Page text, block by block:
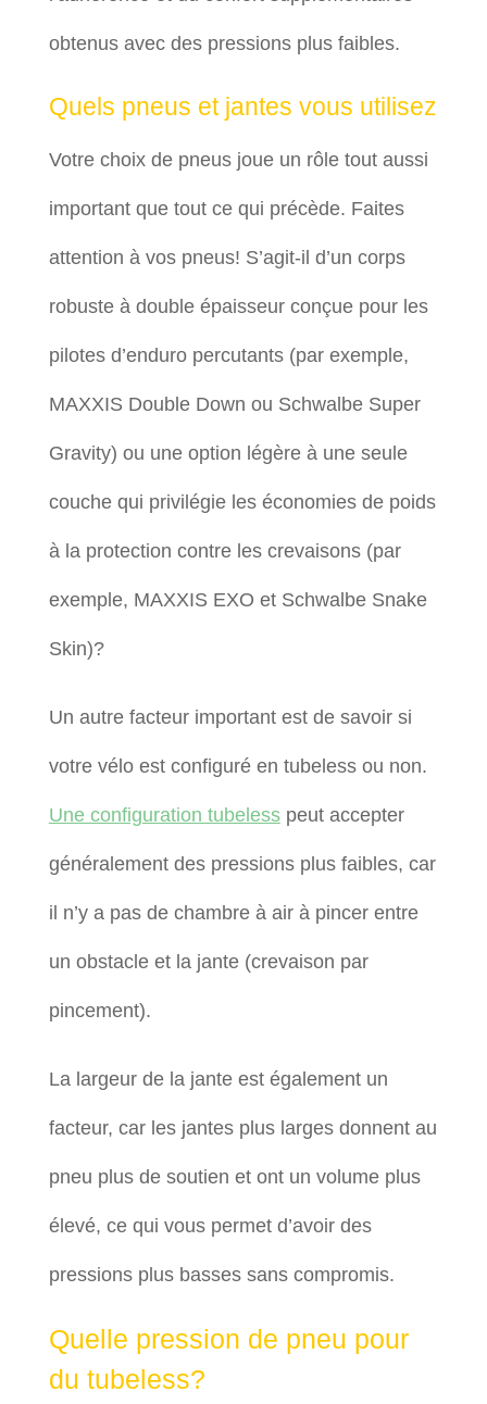
obtenus avec des pressions plus faibles.
Quels pneus et jantes vous utilisez
Votre choix de pneus joue un rôle tout aussi
important que tout ce qui précède. Faites
attention à vos pneus! S’agit-il d’un corps
robuste à double épaisseur conçue pour les
pilotes d’enduro percutants (par exemple,
MAXXIS Double Down ou Schwalbe Super
Gravity) ou une option légère à une seule
couche qui privilégie les économies de poids
à la protection contre les crevaisons (par
exemple, MAXXIS EXO et Schwalbe Snake
Skin)?
Un autre facteur important est de savoir si
votre vélo est configuré en tubeless ou non.
Une configuration tubelesspeut accepter
généralement des pressions plus faibles, car
il n’y a pas de chambre à air à pincer entre
un obstacle et la jante (crevaison par
pincement).
La largeur de la jante est également un
facteur, car les jantes plus larges donnent au
pneu plus de soutien et ont un volume plus
élevé, ce qui vous permet d’avoir des
pressions plus basses sans compromis.
Quelle pression de pneu pour
du tubeless?